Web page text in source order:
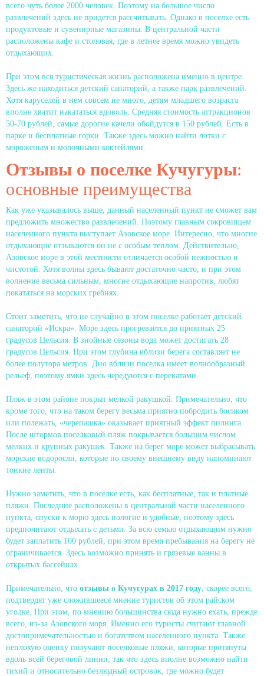
всего чуть более 2000 человек. Поэтому на большое число
развлечений здесь не придется рассчитывать. Однако в поселке есть
продуктовые и сувенирные магазины. В центральной части
расположены кафе и столовая, где в летнее время можно увидеть
отдыхающих.
При этом вся туристическая жизнь расположена именно в центре.
Здесь же находиться детский санаторий, а также парк развлечений.
Хотя каруселей в нем совсем не много, детям младшего возраста
вполне хватит накататься вдоволь. Средняя стоимость аттракционов
50-70 рублей, самые дорогие качели обойдутся в 150 рублей. Есть в
парке и бесплатные горки. Также здесь можно найти лотки с
мороженым и молочными коктейлями.
Отзывы о поселке Кучугуры:
основные преимущества
Как уже указывалось выше, данный населенный пункт не сможет вам
предложить множество развлечений. Поэтому главным сокровищем
населенного пункта выступает Азовское море. Интересно, что многие
отдыхающие отзываются он не с особым теплом. Действительно,
Азовское море в этой местности отличается особой нежностью и
чистотой. Хотя волны здесь бывают достаточно часто, и при этом
волнение весьма сильным, многие отдыхающие напротив, любят
покататься на морских гребнях.
Стоит заметить, что не случайно в этом поселке работает детский
санаторий «Искра». Море здесь прогревается до приятных 25
градусов Цельсия. В знойные сезоны вода может достигать 28
градусов Цельсия. При этом глубина вблизи берега составляет не
более полутора метров. Дно вблизи поселка имеет волнообразный
рельеф, поэтому ямки здесь чередуются с перекатами.
Пляж в этом районе покрыт мелкой ракушкой. Примечательно, что
кроме того, что на таком берегу весьма приятно побродить босиком
или полежать, «черепашка» оказывает приятный эффект пилинга.
После штормов поселковый пляж покрывается большим числом
мелких и крупных ракушек. Также на берег море может выбрасывать
морские водоросли, которые по своему внешнему виду напоминают
тонкие ленты.
Нужно заметить, что в поселке есть, как бесплатные, так и платные
пляжи. Последние расположены в центральной части населенного
пункта, спуски к морю здесь пологие и удобные, поэтому здесь
предпочитают отдыхать с детьми. За всю семью отдыхающим нужно
будет заплатить 100 рублей, при этом время пребывания на берегу не
ограничивается. Здесь возможно принять и грязевые ванны в
открытых бассейнах.
Примечательно, что отзывы о Кучугурах в 2017 году, скорее всего,
подтвердят уже сложившееся мнение туристов об этом райском
уголке. При этом, по мнению большинства сюда нужно ехать, прежде
всего, из-за Азовского моря. Именно его туристы считают главной
достопримечательностью и богатством населенного пункта. Также
неплохую оценку получают поселковые пляжи, которые протянуты
вдоль всей береговой линии, так что здесь вполне возможно найти
тихий и относительно безлюдный островок, где можно будет